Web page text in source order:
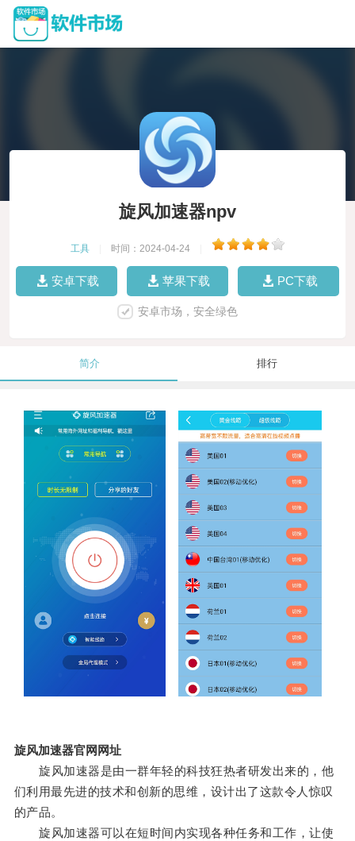
旋风加速器npv
工具 时间：2024-04-24
安卓下载 苹果下载 PC下载
安卓市场，安全绿色
简介 排行
旋风加速器官网网址
旋风加速器是由一群年轻的科技狂热者研发出来的，他
们利用最先进的技术和创新的思维，设计出了这款令人惊叹
的产品。
旋风加速器可以在短时间内实现各种任务和工作，让使